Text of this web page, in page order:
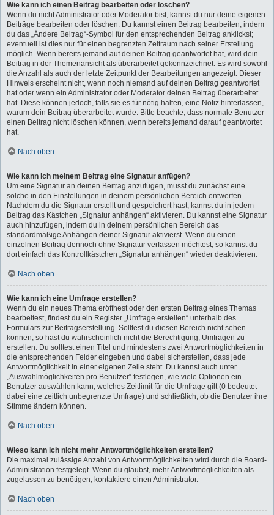
Wie kann ich einen Beitrag bearbeiten oder löschen?
Wenn du nicht Administrator oder Moderator bist, kannst du nur deine eigenen
Beiträge bearbeiten oder löschen. Du kannst einen Beitrag bearbeiten, indem
du das „Ändere Beitrag“-Symbol für den entsprechenden Beitrag anklickst;
eventuell ist dies nur für einen begrenzten Zeitraum nach seiner Erstellung
möglich. Wenn bereits jemand auf deinen Beitrag geantwortet hat, wird dein
Beitrag in der Themenansicht als überarbeitet gekennzeichnet. Es wird sowohl
die Anzahl als auch der letzte Zeitpunkt der Bearbeitungen angezeigt. Dieser
Hinweis erscheint nicht, wenn noch niemand auf deinen Beitrag geantwortet
hat oder wenn ein Administrator oder Moderator deinen Beitrag überarbeitet
hat. Diese können jedoch, falls sie es für nötig halten, eine Notiz hinterlassen,
warum dein Beitrag überarbeitet wurde. Bitte beachte, dass normale Benutzer
einen Beitrag nicht löschen können, wenn bereits jemand darauf geantwortet
hat.
Nach oben
Wie kann ich meinem Beitrag eine Signatur anfügen?
Um eine Signatur an deinen Beitrag anzufügen, musst du zunächst eine
solche in den Einstellungen in deinem persönlichen Bereich entwerfen.
Nachdem du die Signatur erstellt und gespeichert hast, kannst du in jedem
Beitrag das Kästchen „Signatur anhängen“ aktivieren. Du kannst eine Signatur
auch hinzufügen, indem du in deinem persönlichen Bereich das
standardmäßige Anhängen deiner Signatur aktivierst. Wenn du einen
einzelnen Beitrag dennoch ohne Signatur verfassen möchtest, so kannst du
dort einfach das Kontrollkästchen „Signatur anhängen“ wieder deaktivieren.
Nach oben
Wie kann ich eine Umfrage erstellen?
Wenn du ein neues Thema eröffnest oder den ersten Beitrag eines Themas
bearbeitest, findest du ein Register „Umfrage erstellen“ unterhalb des
Formulars zur Beitragserstellung. Solltest du diesen Bereich nicht sehen
können, so hast du wahrscheinlich nicht die Berechtigung, Umfragen zu
erstellen. Du solltest einen Titel und mindestens zwei Antwortmöglichkeiten in
die entsprechenden Felder eingeben und dabei sicherstellen, dass jede
Antwortmöglichkeit in einer eigenen Zeile steht. Du kannst auch unter
„Auswahlmöglichkeiten pro Benutzer“ festlegen, wie viele Optionen ein
Benutzer auswählen kann, welches Zeitlimit für die Umfrage gilt (0 bedeutet
dabei eine zeitlich unbegrenzte Umfrage) und schließlich, ob die Benutzer ihre
Stimme ändern können.
Nach oben
Wieso kann ich nicht mehr Antwortmöglichkeiten erstellen?
Die maximal zulässige Anzahl von Antwortmöglichkeiten wird durch die Board-
Administration festgelegt. Wenn du glaubst, mehr Antwortmöglichkeiten als
zugelassen zu benötigen, kontaktiere einen Administrator.
Nach oben